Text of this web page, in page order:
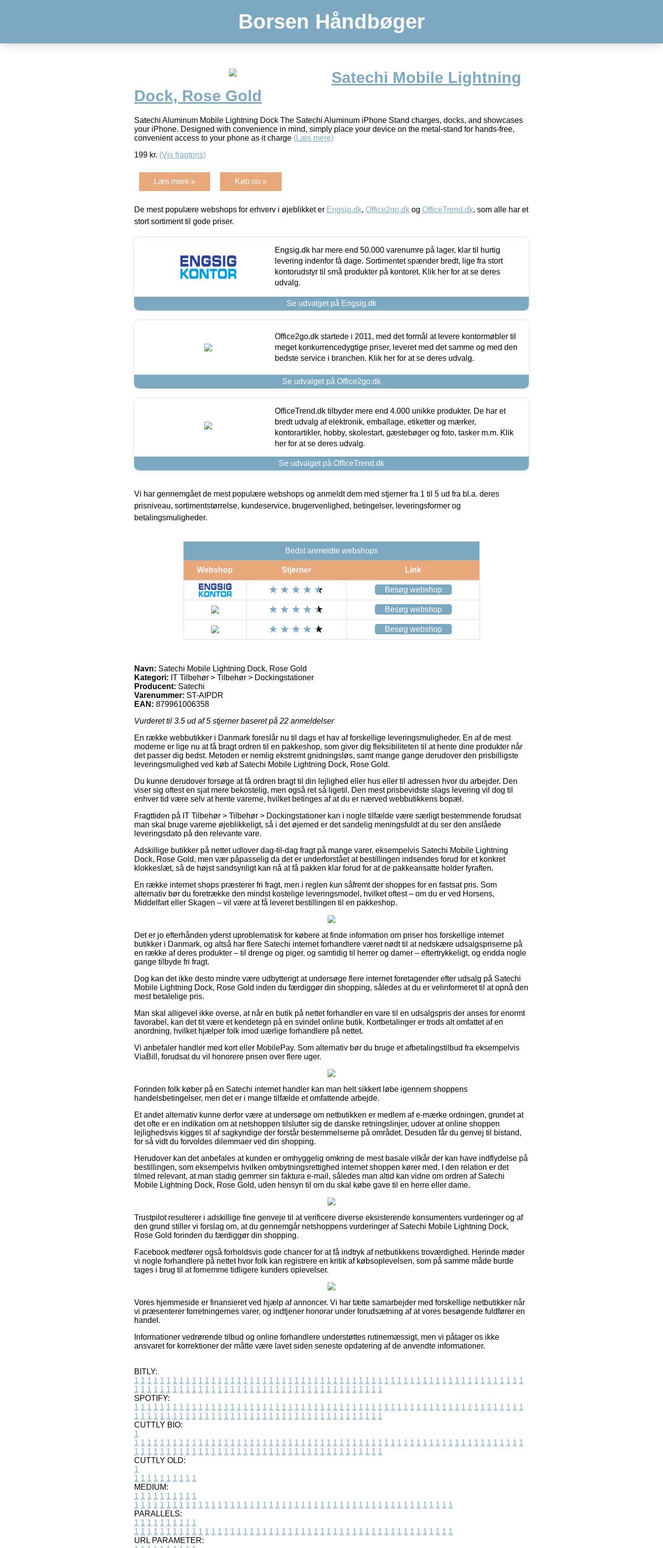
Borsen Håndbøger
Satechi Mobile Lightning
Dock, Rose Gold
Satechi Aluminum Mobile Lightning Dock The Satechi Aluminum iPhone Stand charges, docks, and showcases
your iPhone. Designed with convenience in mind, simply place your device on the metal-stand for hands-free,
convenient access to your phone as it charge (Læs mere)
199 kr. (Vis fragtpris)
Læs mere » Køb nu »
De mest populære webshops for erhverv i øjeblikket er Engsig.dk, Office2go.dk og OfficeTrend.dk, som alle har et
stort sortiment til gode priser.
Engsig.dk har mere end 50.000 varenumre på lager, klar til hurtig
levering indenfor få dage. Sortimentet spænder bredt, lige fra stort
kontorudstyr til små produkter på kontoret. Klik her for at se deres
udvalg.
Se udvalget på Engsig.dk
Office2go.dk startede i 2011, med det formål at levere kontormøbler til
meget konkurrencedygtige priser, leveret med det samme og med den
bedste service i branchen. Klik her for at se deres udvalg.
Se udvalget på Office2go.dk
OfficeTrend.dk tilbyder mere end 4.000 unikke produkter. De har et
bredt udvalg af elektronik, emballage, etiketter og mærker,
kontorartikler, hobby, skolestart, gæstebøger og foto, tasker m.m. Klik
her for at se deres udvalg.
Se udvalget på OfficeTrend.dk
Vi har gennemgået de mest populære webshops og anmeldt dem med stjerner fra 1 til 5 ud fra bl.a. deres
prisniveau, sortimentstørrelse, kundeservice, brugervenlighed, betingelser, leveringsformer og
betalingsmuligheder.
Bedst anmeldte webshops
Webshop Stjerner Link
Besøg webshop
Besøg webshop
Besøg webshop
Navn: Satechi Mobile Lightning Dock, Rose Gold
Kategori: IT Tilbehør > Tilbehør > Dockingstationer
Producent: Satechi
Varenummer: ST-AIPDR
EAN: 879961006358
Vurderet til 3.5 ud af 5 stjerner baseret på 22 anmeldelser
En række webbutikker i Danmark foreslår nu til dags et hav af forskellige leveringsmuligheder. En af de mest
moderne er lige nu at få bragt ordren til en pakkeshop, som giver dig fleksibiliteten til at hente dine produkter når
det passer dig bedst. Metoden er nemlig ekstremt gnidningsløs, samt mange gange derudover den prisbilligste
leveringsmulighed ved køb af Satechi Mobile Lightning Dock, Rose Gold.
Du kunne derudover forsøge at få ordren bragt til din lejlighed eller hus eller til adressen hvor du arbejder. Den
viser sig oftest en sjat mere bekostelig, men også ret så ligetil. Den mest prisbevidste slags levering vil dog til
enhver tid være selv at hente varerne, hvilket betinges af at du er nærved webbutikkens bopæl.
Fragttiden på IT Tilbehør > Tilbehør > Dockingstationer kan i nogle tilfælde være særligt bestemmende forudsat
man skal bruge varerne øjeblikkeligt, så i det øjemed er det sandelig meningsfuldt at du ser den anslåede
leveringsdato på den relevante vare.
Adskillige butikker på nettet udlover dag-til-dag fragt på mange varer, eksempelvis Satechi Mobile Lightning
Dock, Rose Gold, men vær påpasselig da det er underforstået at bestillingen indsendes forud for et konkret
klokkeslæt, så de højst sandsynligt kan nå at få pakken klar forud for at de pakkeansatte holder fyraften.
En række internet shops præsterer fri fragt, men i reglen kun såfremt der shoppes for en fastsat pris. Som
alternativ bør du foretrække den mindst kostelige leveringsmodel, hvilket oftest – om du er ved Horsens,
Middelfart eller Skagen – vil være at få leveret bestillingen til en pakkeshop.
Det er jo efterhånden yderst uproblematisk for købere at finde information om priser hos forskellige internet
butikker i Danmark, og altså har flere Satechi internet forhandlere været nødt til at nedskære udsalgspriserne på
en række af deres produkter – til drenge og piger, og samtidig til herrer og damer – eftertrykkeligt, og endda nogle
gange tilbyde fri fragt.
Dog kan det ikke desto mindre være udbytterigt at undersøge flere internet foretagender efter udsalg på Satechi
Mobile Lightning Dock, Rose Gold inden du færdiggør din shopping, således at du er velinformeret til at opnå den
mest betalelige pris.
Man skal alligevel ikke overse, at når en butik på nettet forhandler en vare til en udsalgspris der anses for enormt
favorabel, kan det tit være et kendetegn på en svindel online butik. Kortbetalinger er trods alt omfattet af en
anordning, hvilket hjælper folk imod uærlige forhandlere på nettet.
Vi anbefaler handler med kort eller MobilePay. Som alternativ bør du bruge et afbetalingstilbud fra eksempelvis
ViaBill, forudsat du vil honorere prisen over flere uger.
Forinden folk køber på en Satechi internet handler kan man helt sikkert løbe igennem shoppens
handelsbetingelser, men det er i mange tilfælde et omfattende arbejde.
Et andet alternativ kunne derfor være at undersøge om netbutikken er medlem af e-mærke ordningen, grundet at
det ofte er en indikation om at netshoppen tilslutter sig de danske retningslinjer, udover at online shoppen
lejlighedsvis kigges til af sagkyndige der forstår bestemmelserne på området. Desuden får du genvej til bistand,
for så vidt du forvoldes dilemmaer ved din shopping.
Herudover kan det anbefales at kunden er omhyggelig omkring de mest basale vilkår der kan have indflydelse på
bestillingen, som eksempelvis hvilken ombytningsrettighed internet shoppen kører med. I den relation er det
tilmed relevant, at man stadig gemmer sin faktura e-mail, således man altid kan vidne om ordren af Satechi
Mobile Lightning Dock, Rose Gold, uden hensyn til om du skal købe gave til en herre eller dame.
Trustpilot resulterer i adskillige fine genveje til at verificere diverse eksisterende konsumenters vurderinger og af
den grund stiller vi forslag om, at du gennemgår netshoppens vurderinger af Satechi Mobile Lightning Dock,
Rose Gold forinden du færdiggør din shopping.
Facebook medfører også forholdsvis gode chancer for at få indtryk af netbutikkens troværdighed. Herinde møder
vi nogle forhandlere på nettet hvor folk kan registrere en kritik af købsoplevelsen, som på samme måde burde
tages i brug til at fornemme tidligere kunders oplevelser.
Vores hjemmeside er finansieret ved hjælp af annoncer. Vi har tætte samarbejder med forskellige netbutikker når
vi præsenterer forretningernes varer, og indtjener honorar under forudsætning af at vores besøgende fuldfører en
handel.
Informationer vedrørende tilbud og online forhandlere understøttes rutinemæssigt, men vi påtager os ikke
ansvaret for korrektioner der måtte være lavet siden seneste opdatering af de anvendte informationer.
BITLY:
1 1 1 1 1 1 1 1 1 1 1 1 1 1 1 1 1 1 1 1 1 1 1 1 1 1 1 1 1 1 1 1 1 1 1 1 1 1 1 1 1 1 1 1 1 1 1 1 1 1 1 1 1 1 1 1 1 1 1 1 1
1 1 1 1 1 1 1 1 1 1 1 1 1 1 1 1 1 1 1 1 1 1 1 1 1 1 1 1 1 1 1 1 1 1 1 1 1 1 1
SPOTIFY:
1 1 1 1 1 1 1 1 1 1 1 1 1 1 1 1 1 1 1 1 1 1 1 1 1 1 1 1 1 1 1 1 1 1 1 1 1 1 1 1 1 1 1 1 1 1 1 1 1 1 1 1 1 1 1 1 1 1 1 1 1
1 1 1 1 1 1 1 1 1 1 1 1 1 1 1 1 1 1 1 1 1 1 1 1 1 1 1 1 1 1 1 1 1 1 1 1 1 1 1
CUTTLY BIO:
1
1 1 1 1 1 1 1 1 1 1 1 1 1 1 1 1 1 1 1 1 1 1 1 1 1 1 1 1 1 1 1 1 1 1 1 1 1 1 1 1 1 1 1 1 1 1 1 1 1 1 1 1 1 1 1 1 1 1 1 1 1
1 1 1 1 1 1 1 1 1 1 1 1 1 1 1 1 1 1 1 1 1 1 1 1 1 1 1 1 1 1 1 1 1 1 1 1 1 1 1
CUTTLY OLD:
1
1 1 1 1 1 1 1 1 1 1
MEDIUM:
1 1 1 1 1 1 1 1 1 1
1 1 1 1 1 1 1 1 1 1 1 1 1 1 1 1 1 1 1 1 1 1 1 1 1 1 1 1 1 1 1 1 1 1 1 1 1 1 1 1 1 1 1 1 1 1 1 1 1 1
PARALLELS:
1 1 1 1 1 1 1 1 1 1
1 1 1 1 1 1 1 1 1 1 1 1 1 1 1 1 1 1 1 1 1 1 1 1 1 1 1 1 1 1 1 1 1 1 1 1 1 1 1 1 1 1 1 1 1 1 1 1 1 1
URL PARAMETER: